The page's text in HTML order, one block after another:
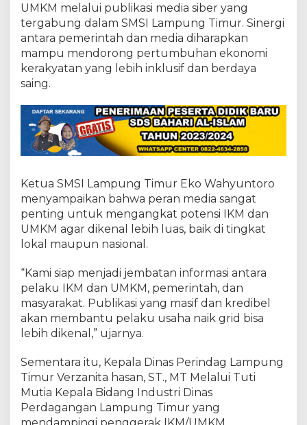
n
g
u
a
a
K
M
D
a
M
K
M
L
o
k
l
UMKM melalui publikasi media siber yang
tergabung dalam SMSI Lampung Timur. Sinergi
antara pemerintah dan media diharapkan
mampu mendorong pertumbuhan ekonomi
kerakyatan yang lebih inklusif dan berdaya
saing.
Ketua SMSI Lampung Timur Eko Wahyuntoro
menyampaikan bahwa peran media sangat
penting untuk mengangkat potensi IKM dan
UMKM agar dikenal lebih luas, baik di tingkat
lokal maupun nasional.
“Kami siap menjadi jembatan informasi antara
pelaku IKM dan UMKM, pemerintah, dan
masyarakat. Publikasi yang masif dan kredibel
akan membantu pelaku usaha naik grid bisa
lebih dikenal,” ujarnya.
Sementara itu, Kepala Dinas Perindag Lampung
Timur Verzanita hasan, ST., MT Melalui Tuti
Mutia Kepala Bidang Industri Dinas
Perdagangan Lampung Timur yang